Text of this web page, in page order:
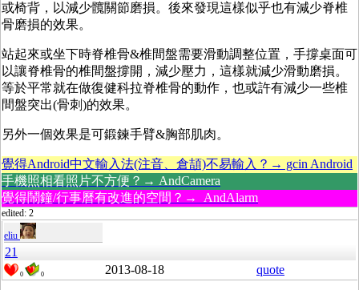
或椅背，以減少髖關節磨損。後來發現這樣似乎也有減少脊椎
骨磨損的效果。
站起來或坐下時脊椎骨&椎間盤需要滑動調整位置，手撐桌面可
以讓脊椎骨的椎間盤撐開，減少壓力，這樣就減少滑動磨損。
等於平常就在做復健科拉脊椎骨的動作，也或許有減少一些椎
間盤突出(骨刺)的效果。
另外一個效果是可鍛鍊手臂&胸部肌肉。
覺得Android中文輸入法(注音、倉頡)不易輸入？→ gcin Android
手機照相看照片不方便？→ AndCamera
覺得鬧鐘/行事曆有改進的空間？→ AndAlarm
edited: 2
eliu
21
0 0 2013-08-18 quote